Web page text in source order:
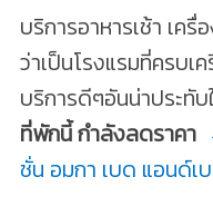
บริการอาหารเช้า เค
ว่าเป็นโรงแรมที่ครบ
บริการดีๆอันน่าประทั
ที่พักนี้ กำลังลดราคา
ชั่น อมกา เบด แอนด์เ